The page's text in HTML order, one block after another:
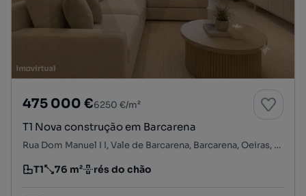
475 000 €6250 €/m²
T1 Nova construção em Barcarena
Rua Dom Manuel I I, Vale de Barcarena, Barcarena, Oeiras, Lisboa
Tipologia
T1
Preço por metro quadrado
76 m²
Andar rés do chão